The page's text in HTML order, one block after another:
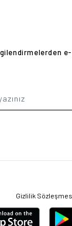
Gizlilik